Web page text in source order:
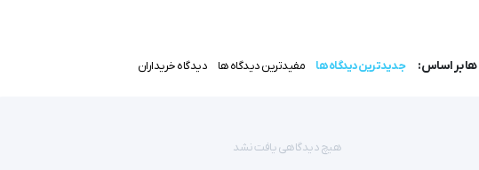
رزماکس که قابلیت استفاده در منزل، بیمارستان ها و مراکز درمانی را دارد.
بر اساس: جدیدترین دیدگاه ها مفیدترین دیدگاه ها دیدگاه خریداران
هیچ دیدگاهی یافت نشد